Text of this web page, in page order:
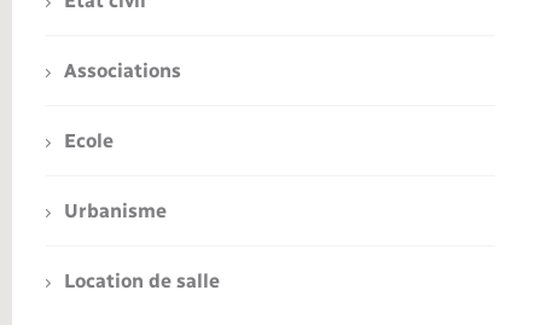
Associations
Ecole
Urbanisme
Location de salle